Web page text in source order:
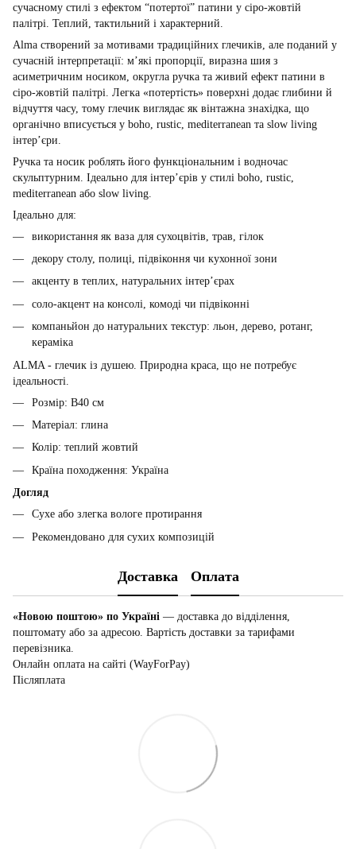
сучасному стилі з ефектом “потертої” патини у сіро-жовтій
палітрі. Теплий, тактильний і характерний.
Alma створений за мотивами традиційних глечиків, але поданий у
сучасній інтерпретації: м’які пропорції, виразна шия з
асиметричним носиком, округла ручка та живий ефект патини в
сіро-жовтій палітрі. Легка «потертість» поверхні додає глибини й
відчуття часу, тому глечик виглядає як вінтажна знахідка, що
органічно вписується у boho, rustic, mediterranean та slow living
інтер’єри.
Ручка та носик роблять його функціональним і водночас
скульптурним. Ідеально для інтер’єрів у стилі boho, rustic,
mediterranean або slow living.
Ідеально для:
використання як ваза для сухоцвітів, трав, гілок
декору столу, полиці, підвіконня чи кухонної зони
акценту в теплих, натуральних інтер’єрах
соло-акцент на консолі, комоді чи підвіконні
компаньйон до натуральних текстур: льон, дерево, ротанг,
кераміка
ALMA - глечик із душею. Природна краса, що не потребує
ідеальності.
Розмір: В40 см
Матеріал: глина
Колір: теплий жовтий
Країна походження: Україна
Догляд
Сухе або злегка вологе протирання
Рекомендовано для сухих композицій
Доставка Оплата
«Новою поштою» по Україні — доставка до відділення,
поштомату або за адресою. Вартість доставки за тарифами
перевізника.
Онлайн оплата на сайті (WayForPay)
Післяплата